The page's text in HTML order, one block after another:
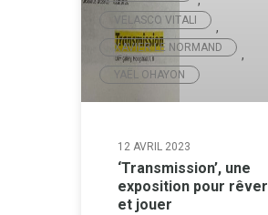
VELASCO VITALI ,
XAVIER LE NORMAND ,
YAËL OHAYON
12 AVRIL 2023
‘Transmission’, une
exposition pour rêver
et jouer